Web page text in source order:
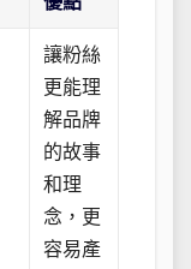
讓粉絲
更能理
解品牌
的故事
和理
念，更
容易產